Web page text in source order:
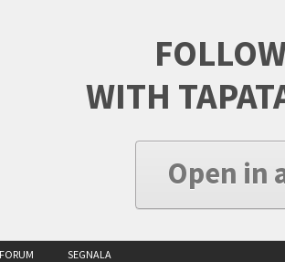
WITH
Open in
FORUM SEGNALA